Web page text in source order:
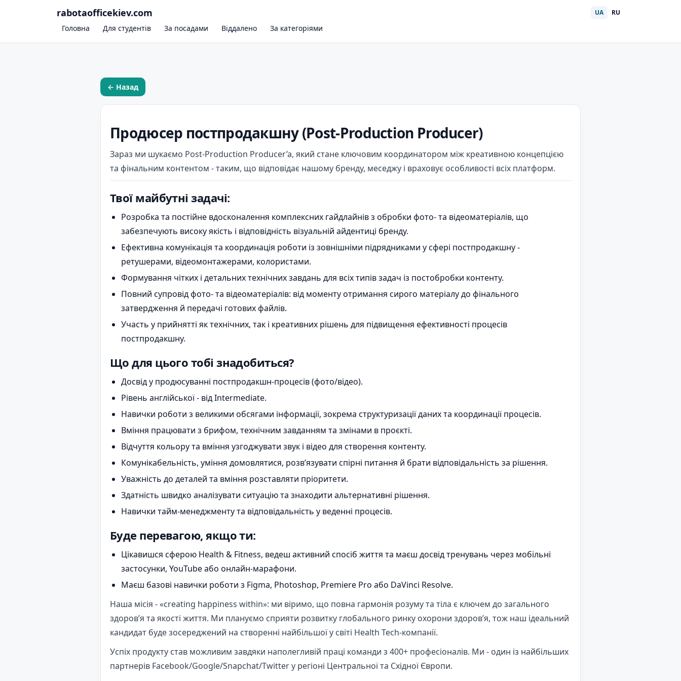
rabotaofficekiev.com
Головна Для студентів За посадами Віддалено За категоріями
UA RU
← Назад
Продюсер постпродакшну (Post-Production Producer)
Зараз ми шукаємо Post-Production Producer’a, який стане ключовим координатором між креативною концепцією
та фінальним контентом - таким, що відповідає нашому бренду, меседжу і враховує особливості всіх платформ.
Твої майбутні задачі:
Розробка та постійне вдосконалення комплексних гайдлайнів з обробки фото- та відеоматеріалів, що
забезпечують високу якість і відповідність візуальній айдентиці бренду.
Ефективна комунікація та координація роботи із зовнішніми підрядниками у сфері постпродакшну -
ретушерами, відеомонтажерами, колористами.
Формування чітких і детальних технічних завдань для всіх типів задач із постобробки контенту.
Повний супровід фото- та відеоматеріалів: від моменту отримання сирого матеріалу до фінального
затвердження й передачі готових файлів.
Участь у прийнятті як технічних, так і креативних рішень для підвищення ефективності процесів
постпродакшну.
Що для цього тобі знадобиться?
Досвід у продюсуванні постпродакшн-процесів (фото/відео).
Рівень англійської - від Intermediate.
Навички роботи з великими обсягами інформації, зокрема структуризації даних та координації процесів.
Вміння працювати з брифом, технічним завданням та змінами в проєкті.
Відчуття кольору та вміння узгоджувати звук і відео для створення контенту.
Комунікабельність, уміння домовлятися, розв’язувати спірні питання й брати відповідальність за рішення.
Уважність до деталей та вміння розставляти пріоритети.
Здатність швидко аналізувати ситуацію та знаходити альтернативні рішення.
Навички тайм-менеджменту та відповідальність у веденні процесів.
Буде перевагою, якщо ти:
Цікавишся сферою Health & Fitness, ведеш активний спосіб життя та маєш досвід тренувань через мобільні
застосунки, YouTube або онлайн-марафони.
Маєш базові навички роботи з Figma, Photoshop, Premiere Pro або DaVinci Resolve.
Наша місія - «creating happiness within»: ми віримо, що повна гармонія розуму та тіла є ключем до загального
здоров’я та якості життя. Ми плануємо сприяти розвитку глобального ринку охорони здоров’я, тож наш ідеальний
кандидат буде зосереджений на створенні найбільшої у світі Health Tech-компанії.
Успіх продукту став можливим завдяки наполегливій праці команди з 400+ професіоналів. Ми - один із найбільших
партнерів Facebook/Google/Snapchat/Twitter у регіоні Центральної та Східної Європи.